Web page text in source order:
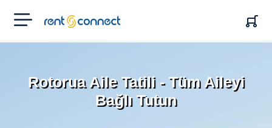
RENT'N
CONNECT
Rotorua Aile Tatili - Tüm Aileyi
Bağlı Tutun